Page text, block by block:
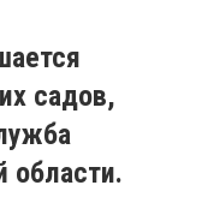
садов,
области.